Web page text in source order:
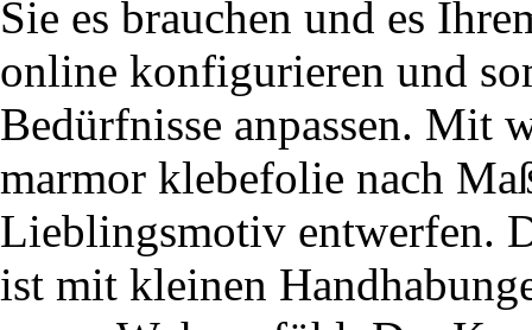
Sie es brauchen und es
online konfigurieren und
Bedürfnisse anpassen. Mit
marmor klebefolie nach
Lieblingsmotiv entwerfen.
ist mit kleinen